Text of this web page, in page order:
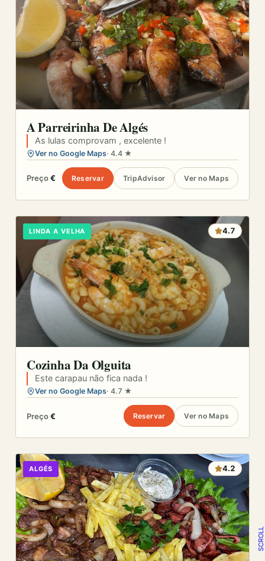
A Parreirinha De Algés
As lulas comprovam , excelente !
Ver no Google Maps· 4.4 ★
Preço€ Reservar TripAdvisor Ver no Maps
LINDA A VELHA 4.7
Cozinha Da Olguita
Este carapau não fica nada !
Ver no Google Maps· 4.7 ★
Preço€ Reservar Ver no Maps
ALGÉS 4.2
SCROLL